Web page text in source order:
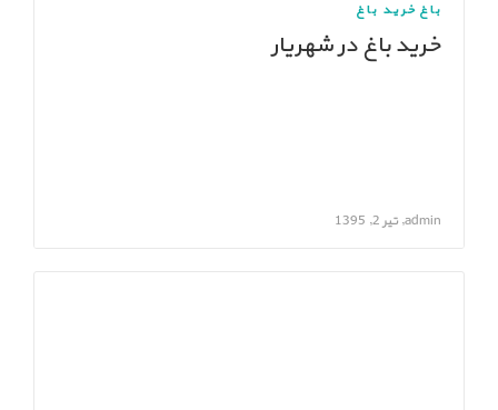
باغ خرید باغ
خرید باغ در شهریار
admin, تیر 2, 1395